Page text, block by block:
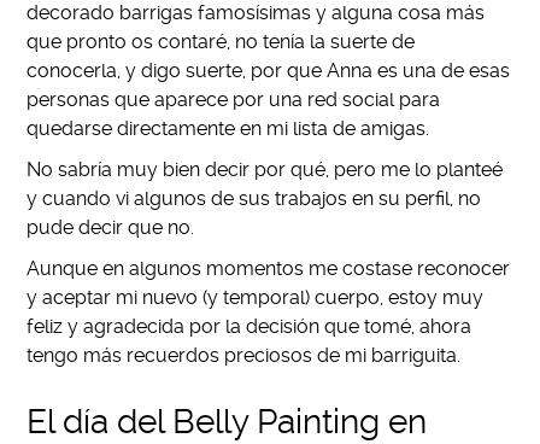
decorado barrigas famosísimas y alguna cosa más
que pronto os contaré, no tenía la suerte de
conocerla, y digo suerte, por que Anna es una de esas
personas que aparece por una red social para
quedarse directamente en mi lista de amigas.
No sabría muy bien decir por qué, pero me lo planteé
y cuando vi algunos de sus trabajos en su perfil, no
pude decir que no.
Aunque en algunos momentos me costase reconocer
y aceptar mi nuevo (y temporal) cuerpo, estoy muy
feliz y agradecida por la decisión que tomé, ahora
tengo más recuerdos preciosos de mi barriguita.
El día del Belly Painting en